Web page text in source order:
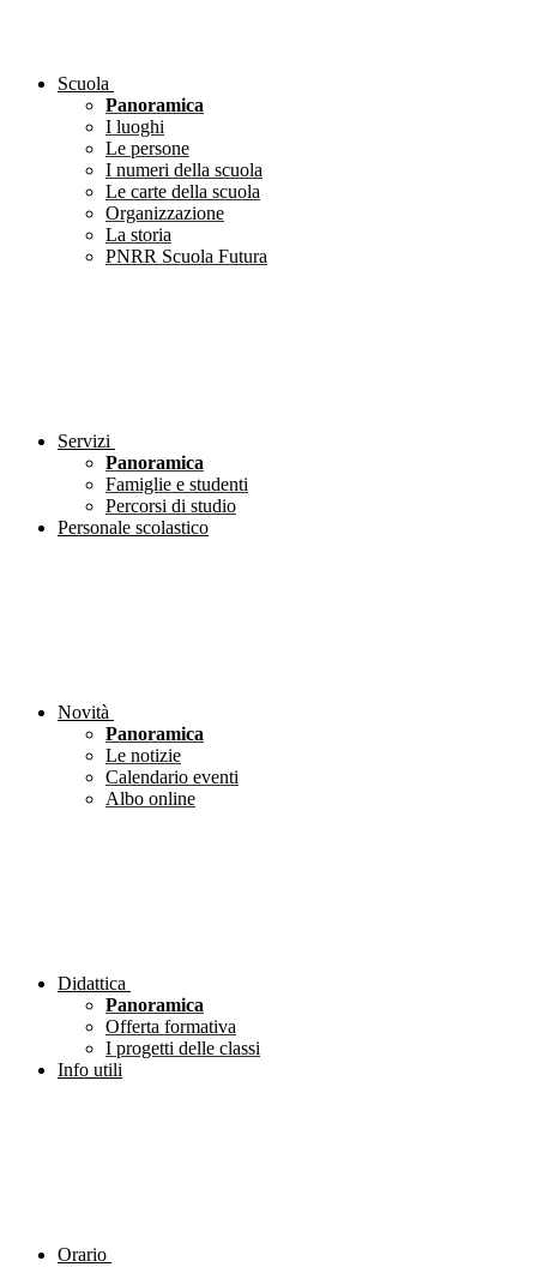
Scuola
Panoramica
I luoghi
Le persone
I numeri della scuola
Le carte della scuola
Organizzazione
La storia
PNRR Scuola Futura
Servizi
Panoramica
Famiglie e studenti
Percorsi di studio
Personale scolastico
Novità
Panoramica
Le notizie
Calendario eventi
Albo online
Didattica
Panoramica
Offerta formativa
I progetti delle classi
Info utili
Orario